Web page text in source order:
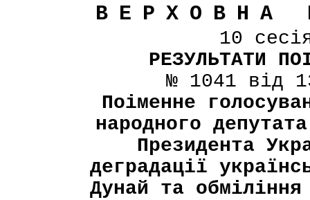
ВЕРХОВНА
10
РЕЗУЛЬТАТИ
№ 1041 від
Поіменне
народного
Президента
деградації
Дунай та обміління